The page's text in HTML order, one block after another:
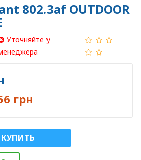
802.3af OUTDOOR
Уточняйте у
грн
КУПИТЬ